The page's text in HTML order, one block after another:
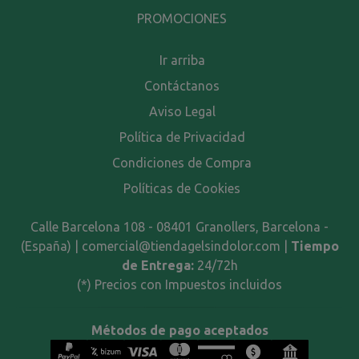
PROMOCIONES
Ir arriba
Contáctanos
Aviso Legal
Política de Privacidad
Condiciones de Compra
Políticas de Cookies
Calle Barcelona 108 - 08401 Granollers, Barcelona -
(España) | comercial@tiendagelsindolor.com | Tiempo
de Entrega: 24/72h
(*) Precios con Impuestos incluidos
Métodos de pago aceptados